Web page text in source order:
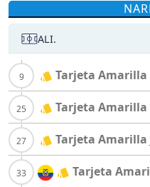
ALI.
Tarjeta Amarilla
Tarjeta Amarilla
Tarjeta Amarilla
Tarjeta